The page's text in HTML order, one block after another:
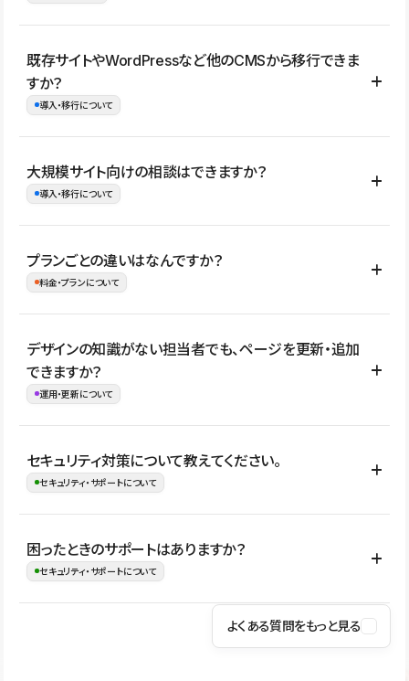
コーポレートサイト、サービスサイト、LP、採用サイト、ブロ
グ・メディア、イベントサイト、店舗・商品紹介サイト、ポートフ
ォリオなど幅広く制作できます。
既存サイトやWordPressなど他のCMSから移行できま
すか？
導入・移行について
はい。既存サイトの構成やコンテンツ、URLを整理したうえで、
Studio上に再構築する形で移行できます。 WordPressの場合は、
イト全体のデザインや設定がそのまま移行されるわけではないた
め、移行後にページ構成やデザイン、CMS設計、URL・リダイレク
大規模サイト向けの相談はできますか？
導入・移行について
はい。アクセス規模が大きいサイトや、複数部門での運用、権限管
理、セキュリティ確認、既存システムとの連携など、個別の要件が
ない段階でも、お問い合わせください。
お問合せはこちら
プランごとの違いはなんですか？
料金・プランについて
公開ページ数、バージョン履歴の期間、CMS利用数の上限、権限
管理の有無などがプランごとに異なります。詳しくは料金プランペ
ージをご覧ください。
デザインの知識がない担当者でも、ページを更新・追加
できますか？
運用・更新について
はい。CMSやコンポーネントを活用して更新範囲を設計しておく
ことで、デザインを崩しにくい状態で運用できます。 さらにコン
ながらレイアウトに影響を与えずに更新作業を進めやすくなりま
す。
セキュリティ対策について教えてください。
セキュリティ・サポートについて
Studioでは、公開サイトやサービスを安全に利用できるよう、通信
の暗号化、データ保護、アクセス管理、脆弱性対策など、複数の観
はSSL/TLSによる通信暗号化に対応しており、悪質なスクリプトの
困ったときのサポートはありますか？
セキュリティ・サポートについて
操作方法や機能については、ヘルプセンターでご確認いただけま
よくある質問をもっと見る